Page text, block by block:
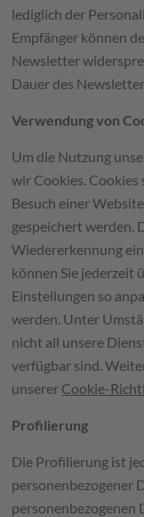
lediglich der
Empfänger können
Newsletter
Dauer des
Verwendung von
Um die Nutzung
wir Cookies.
Besuch einer
gespeichert werden.
Wiedererkennung
können Sie jederzeit
Einstellungen so
werden. Unter
nicht all unsere
verfügbar sind.
unserer Cookie-
Profilierung
Die Profilierung ist
personenbezogener
personenbezogenen